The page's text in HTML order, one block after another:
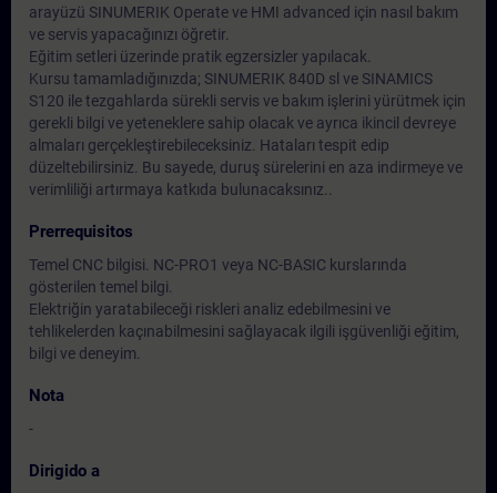
arayüzü SINUMERIK Operate ve HMI advanced için nasıl bakım
ve servis yapacağınızı öğretir.
Eğitim setleri üzerinde pratik egzersizler yapılacak.
Kursu tamamladığınızda; SINUMERIK 840D sl ve SINAMICS
S120 ile tezgahlarda sürekli servis ve bakım işlerini yürütmek için
gerekli bilgi ve yeteneklere sahip olacak ve ayrıca ikincil devreye
almaları gerçekleştirebileceksiniz. Hataları tespit edip
düzeltebilirsiniz. Bu sayede, duruş sürelerini en aza indirmeye ve
verimliliği artırmaya katkıda bulunacaksınız..
Prerrequisitos
Temel CNC bilgisi. NC-PRO1 veya NC-BASIC kurslarında
gösterilen temel bilgi.
Elektriğin yaratabileceği riskleri analiz edebilmesini ve
tehlikelerden kaçınabilmesini sağlayacak ilgili işgüvenliği eğitim,
bilgi ve deneyim.
Nota
-
Dirigido a